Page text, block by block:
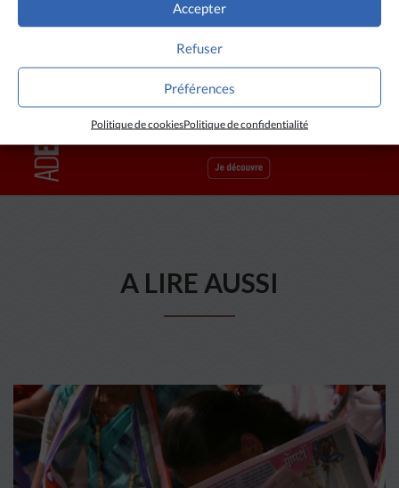
Accepter
Refuser
Préférences
Politique de cookiesPolitique de confidentialité
A LIRE AUSSI